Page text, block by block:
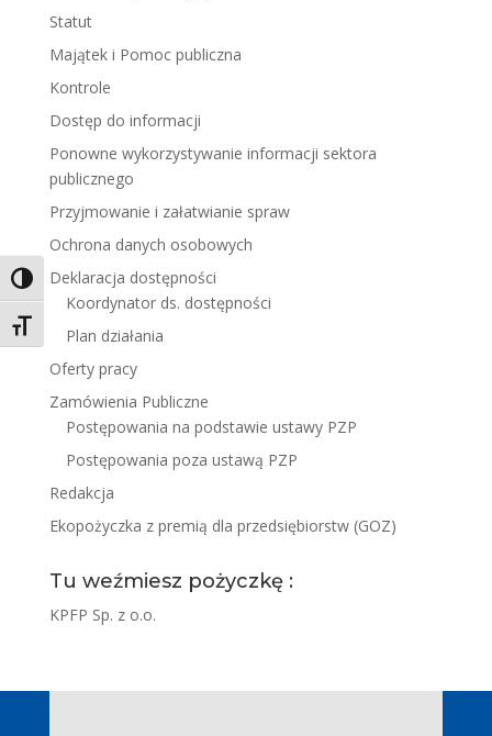
Toggle High Contrast
Toggle Font size
Statut
Majątek i Pomoc publiczna
Kontrole
Dostęp do informacji
Ponowne wykorzystywanie informacji sektora
publicznego
Przyjmowanie i załatwianie spraw
Ochrona danych osobowych
Deklaracja dostępności
Koordynator ds. dostępności
Plan działania
Oferty pracy
Zamówienia Publiczne
Postępowania na podstawie ustawy PZP
Postępowania poza ustawą PZP
Redakcja
Ekopożyczka z premią dla przedsiębiorstw (GOZ)
Tu weźmiesz pożyczkę :
KPFP Sp. z o.o.